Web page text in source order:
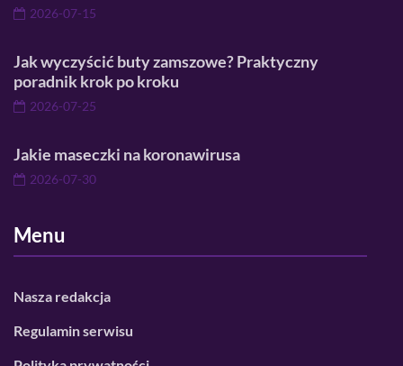
2026-07-15
Jak wyczyścić buty zamszowe? Praktyczny
poradnik krok po kroku
2026-07-25
Jakie maseczki na koronawirusa
2026-07-30
Menu
Nasza redakcja
Regulamin serwisu